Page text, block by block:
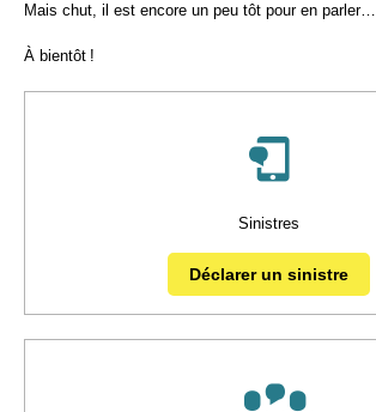
Mais chut, il est encore un peu tôt pour en parler…
À bientôt !
Sinistres
Déclarer un sinistre